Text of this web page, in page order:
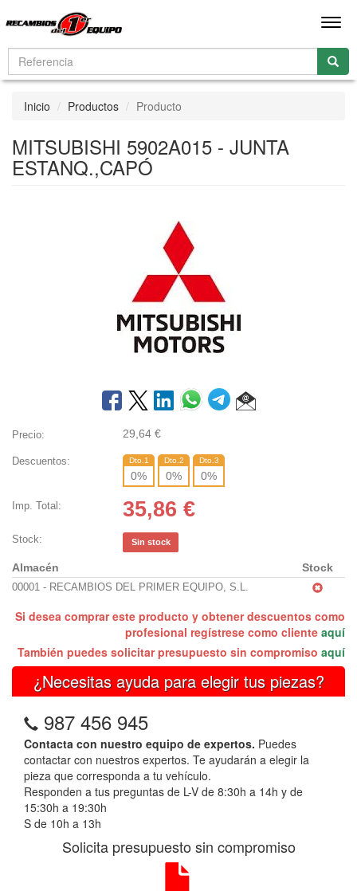
Inicio Productos Producto
MITSUBISHI 5902A015 - JUNTA
ESTANQ.,CAPÓ
Precio: 29,64 €
Descuentos: Dto.1
0%
Dto.2
0%
Dto.3
0%
Imp. Total: 35,86 €
Stock: Sin stock
Almacén Stock
00001 - RECAMBIOS DEL PRIMER EQUIPO, S.L.
Si desea comprar este producto y obtener descuentos como
profesional regístrese como cliente aquí
También puedes solicitar presupuesto sin compromiso aquí
¿Necesitas ayuda para elegir tus piezas?
987 456 945
Contacta con nuestro equipo de expertos. Puedes
contactar con nuestros expertos. Te ayudarán a elegir la
pieza que corresponda a tu vehículo.
Responden a tus preguntas de L-V de 8:30h a 14h y de
15:30h a 19:30h
S de 10h a 13h
Solicita presupuesto sin compromiso